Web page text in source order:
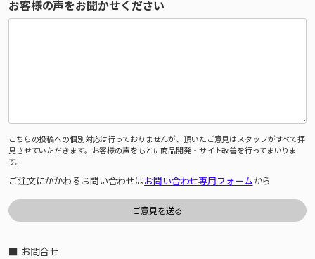
お客様の声をお聞かせください
こちらの投稿への個別対応は行っておりませんが、頂いたご意見はスタッフがすべて拝
見させていただきます。お客様の声をもとに商品開発・サイト改善を行ってまいりま
す。
ご注文にかかわるお問い合わせはお問い合わせ専用フォームから
■ お問合せ